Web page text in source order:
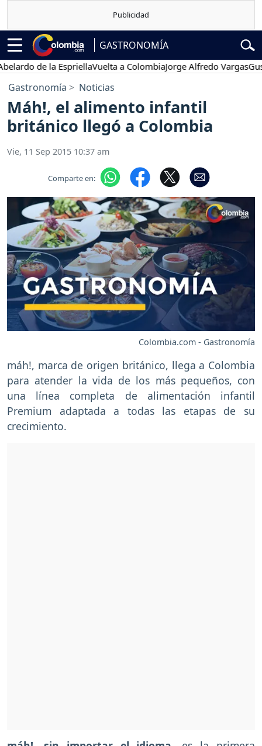
GASTRONOMÍA
de la EspriellaVuelta a ColombiaJorge Alfredo Vargas
Gastronomía Noticias
Máh!, el alimento infantil
británico llegó a Colombia
Vie, 11 Sep 2015 10:37 am
Comparte en:
Colombia.com - Gastronomía
máh!, marca de origen británico, llega a Colombia
para atender la vida de los más pequeños, con
una línea completa de alimentación infantil
Premium adaptada a todas las etapas de su
crecimiento.